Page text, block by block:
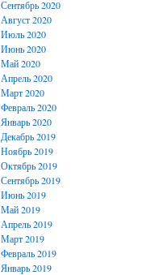
Сентябрь 2020
Август 2020
Июль 2020
Июнь 2020
Май 2020
Апрель 2020
Март 2020
Февраль 2020
Январь 2020
Декабрь 2019
Ноябрь 2019
Октябрь 2019
Сентябрь 2019
Июнь 2019
Май 2019
Апрель 2019
Март 2019
Февраль 2019
Январь 2019